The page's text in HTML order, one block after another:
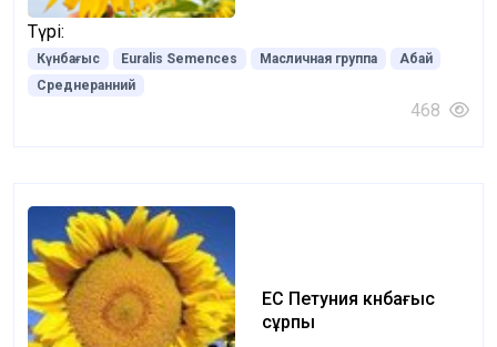
Түрі:
Күнбағыс Euralis Semences Масличная группа
Абай
Среднеранний
468
ЕС Петуния күнбағыс
сұрпы